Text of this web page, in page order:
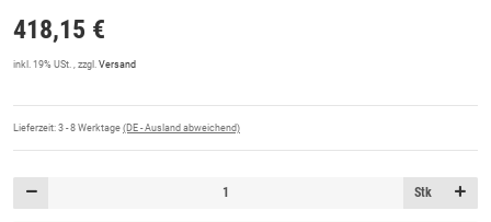
418,15 €
inkl. 19% USt. , zzgl. Versand
Lieferzeit: 3 - 8 Werktage (DE - Ausland abweichend)
Stk